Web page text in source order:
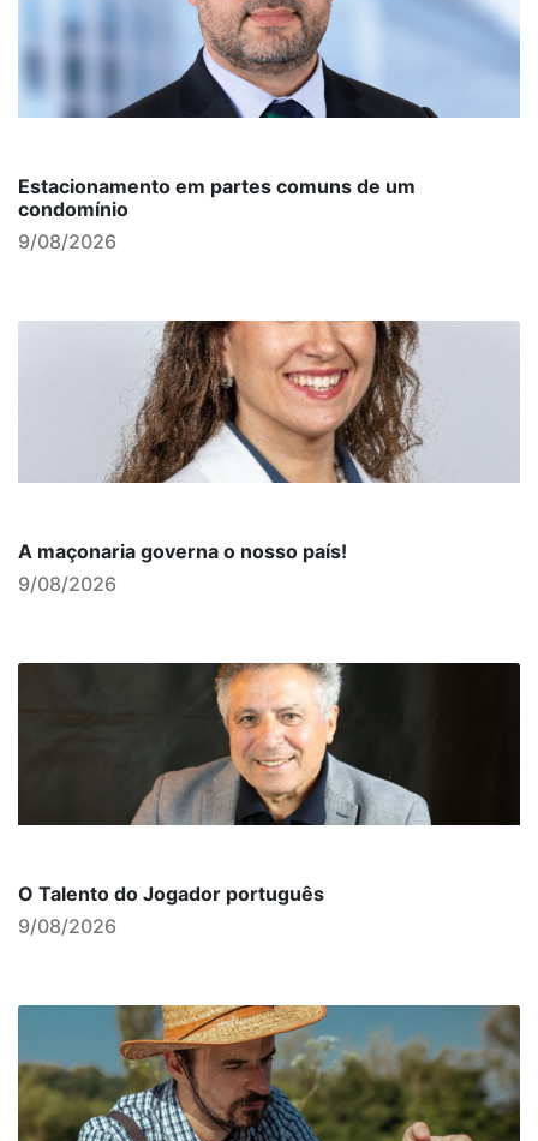
Estacionamento em partes comuns de um
condomínio
9/08/2026
A maçonaria governa o nosso país!
9/08/2026
O Talento do Jogador português
9/08/2026